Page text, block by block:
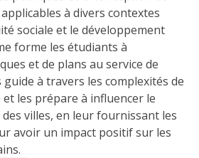
à divers contextes
sociale et le développement
forme les étudiants à
et de plans au service de
à travers les complexités de
les prépare à influencer le
villes, en leur fournissant les
avoir un impact positif sur les